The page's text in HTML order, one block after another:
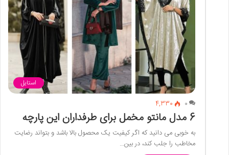
استایل
0
4,330
6 مدل مانتو مخمل برای طرفداران این پارچه
به خوبی می دانید که اگر کیفیت یک محصول بالا باشد و بتواند رضایت
مخاطب را جلب کند، در بین…